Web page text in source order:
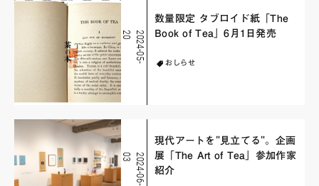
2
0
2
4
-
0
5
-
2
0
数量限定 タブロイド紙「The
Book of Tea」6月1日発売
おしらせ
2
0
2
4
-
0
6
-
0
3
現代アートを"見立てる"。企画
展「The Art of Tea」参加作家
紹介